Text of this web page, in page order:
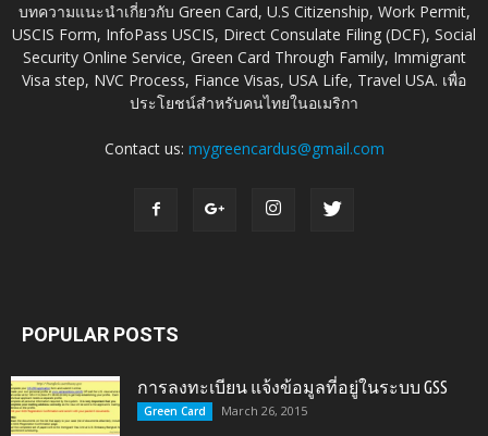
บทความแนะนำเกี่ยวกับ Green Card, U.S Citizenship, Work Permit,
USCIS Form, InfoPass USCIS, Direct Consulate Filing (DCF), Social
Security Online Service, Green Card Through Family, Immigrant
Visa step, NVC Process, Fiance Visas, USA Life, Travel USA. เพื่อ
ประโยชน์สำหรับคนไทยในอเมริกา
Contact us: mygreencardus@gmail.com
POPULAR POSTS
การลงทะเบียน แจ้งข้อมูลที่อยู่ในระบบ GSS
Green Card March 26, 2015